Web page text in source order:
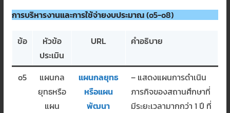
การบริหารงานและการใช้จ่ายงบประมาณ(o5-o8)
ข้อ
หัวข้อ
ประเมิน
URL คำอธิบาย
o5
แผนกล
ยุทธหรือ
แผน
แผนกลยุทธ
หรือแผน
พัฒนา
– แสดงแผนการดำเนิน
ภารกิจของสถานศึกษาที่
มีระยะเวลามากกว่า 1 ปี ที่